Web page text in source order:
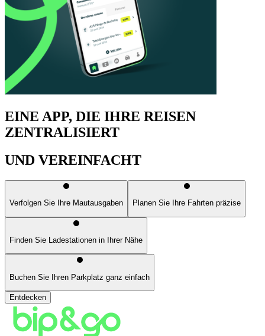
EINE APP, DIE IHRE REISEN
ZENTRALISIERT
UND VEREINFACHT
Verfolgen Sie Ihre Mautausgaben Planen Sie Ihre Fahrten präzise
Finden Sie Ladestationen in Ihrer Nähe
Buchen Sie Ihren Parkplatz ganz einfach
Entdecken